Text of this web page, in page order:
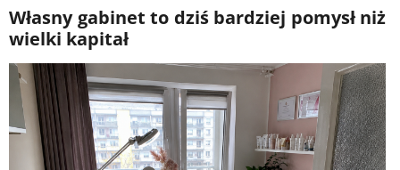
Własny gabinet to dziś bardziej pomysł niż
wielki kapitał